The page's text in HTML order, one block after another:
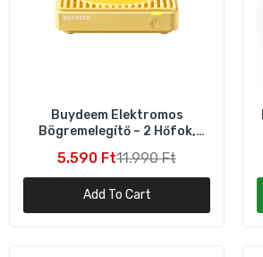
Buydeem Elektromos
Bögremelegítő – 2 Hőfok,
5.590 Ft11.990 Ft
Add To Cart